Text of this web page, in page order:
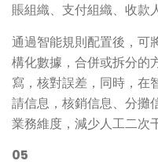
賬組織、支付組織、收款
通過智能規則配置後，可
構化數據，合併或拆分的
寫，核對誤差，同時，在
請信息，核銷信息、分攤
業務維度，減少人工二次
05